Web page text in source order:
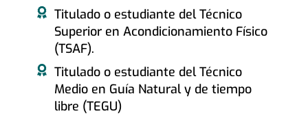
Titulado o estudiante del Técnico
Superior en Acondicionamiento Físico
(TSAF).
Titulado o estudiante del Técnico
Medio en Guía Natural y de tiempo
libre (TEGU)